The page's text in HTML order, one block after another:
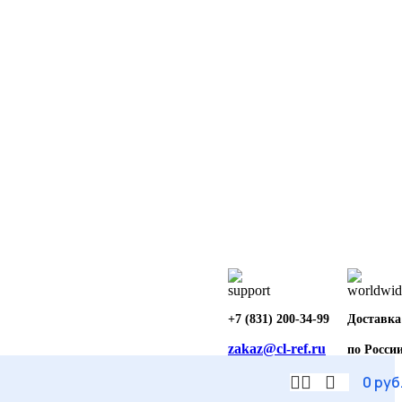
+7 (831) 200-34-99
zakaz@cl-ref.ru
Доставка
по
0